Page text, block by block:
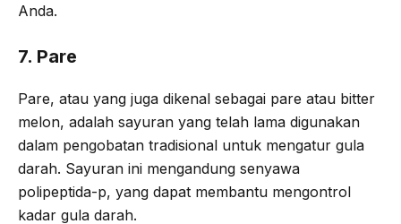
Anda.
7. Pare
Pare, atau yang juga dikenal sebagai pare atau bitter
melon, adalah sayuran yang telah lama digunakan
dalam pengobatan tradisional untuk mengatur gula
darah. Sayuran ini mengandung senyawa
polipeptida-p, yang dapat membantu mengontrol
kadar gula darah.